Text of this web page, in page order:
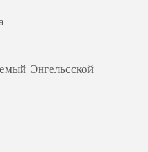
Энгельсской